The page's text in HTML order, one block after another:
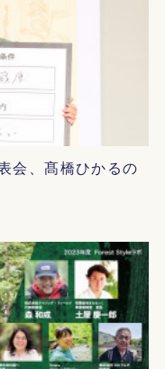
会、髙橋ひかるの